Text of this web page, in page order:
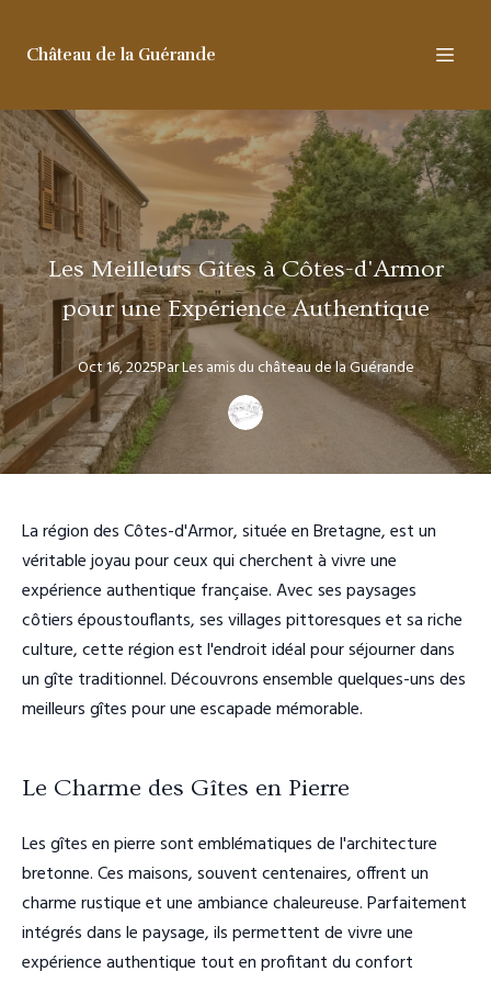
Château de la Guérande
Les Meilleurs Gîtes à Côtes-d'Armor
pour une Expérience Authentique
Oct 16, 2025ParLes amisdu château de la Guérande
La région des Côtes-d'Armor, située en Bretagne, est un
véritable joyau pour ceux qui cherchent à vivre une
expérience authentique française. Avec ses paysages
côtiers époustouflants, ses villages pittoresques et sa riche
culture, cette région est l'endroit idéal pour séjourner dans
un gîte traditionnel. Découvrons ensemble quelques-uns des
meilleurs gîtes pour une escapade mémorable.
Le Charme des Gîtes en Pierre
Les gîtes en pierre sont emblématiques de l'architecture
bretonne. Ces maisons, souvent centenaires, offrent un
charme rustique et une ambiance chaleureuse. Parfaitement
intégrés dans le paysage, ils permettent de vivre une
expérience authentique tout en profitant du confort